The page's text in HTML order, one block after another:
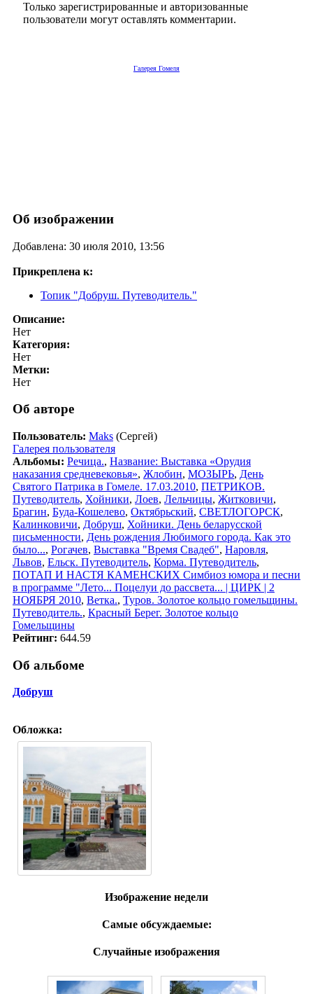
Только зарегистрированные и авторизованные
пользователи могут оставлять комментарии.
Галерея Гомеля
Об изображении
Добавлена: 30 июля 2010, 13:56
Прикреплена к:
Топик "Добруш. Путеводитель."
Описание:
Нет
Категория:
Нет
Метки:
Нет
Об авторе
Пользователь: Maks (Сергей)
Галерея пользователя
Альбомы: Речица., Название: Выставка «Орудия
наказания средневековья», Жлобин, МОЗЫРЬ, День
Святого Патрика в Гомеле. 17.03.2010, ПЕТРИКОВ.
Путеводитель, Хойники, Лоев, Лельчицы, Житковичи,
Брагин, Буда-Кошелево, Октябрьский, СВЕТЛОГОРСК,
Калинковичи, Добруш, Хойники. День беларусской
письменности, День рождения Любимого города. Как это
было..., Рогачев, Выставка "Время Свадеб", Наровля,
Львов, Ельск. Путеводитель, Корма. Путеводитель,
ПОТАП И НАСТЯ КАМЕНСКИХ Симбиоз юмора и песни
в программе "Лето... Поцелуи до рассвета... | ЦИРК | 2
НОЯБРЯ 2010, Ветка., Туров. Золотое кольцо гомельщины.
Путеводитель., Красный Берег. Золотое кольцо
Гомельщины
Рейтинг: 644.59
Об альбоме
Добруш
Обложка:
Изображение недели
Самые обсуждаемые:
Случайные изображения